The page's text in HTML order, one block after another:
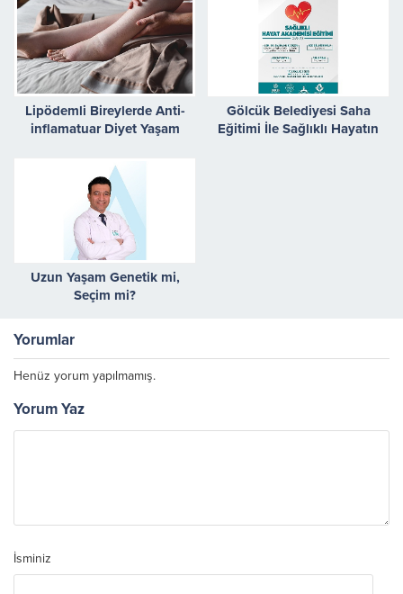
Lipödemli Bireylerde Anti-
inflamatuar Diyet Yaşam
Gölcük Belediyesi Saha
Eğitimi İle Sağlıklı Hayatın
Uzun Yaşam Genetik mi,
Seçim mi?
Yorumlar
Henüz yorum yapılmamış.
Yorum Yaz
İsminiz